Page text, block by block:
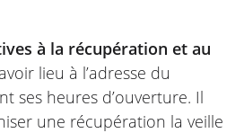
à la récupération et au
lieu à l’adresse du
ses heures d’ouverture. Il
une récupération la veille